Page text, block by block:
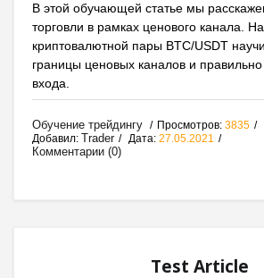
В этой обучающей статье мы
торговли в рамках ценового канала.
криптовалютной пары BTC/USDT
границы ценовых каналов и правильно
входа.
Обучение трейдингу Просмотров: 3835
Добавил: Trader Дата: 27.05.2021
Комментарии (0)
Test Article